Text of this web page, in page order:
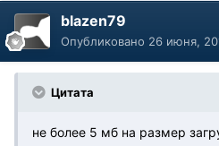
blazen79
Опубликовано 26 июня,
Цитата
не более 5 мб на размер